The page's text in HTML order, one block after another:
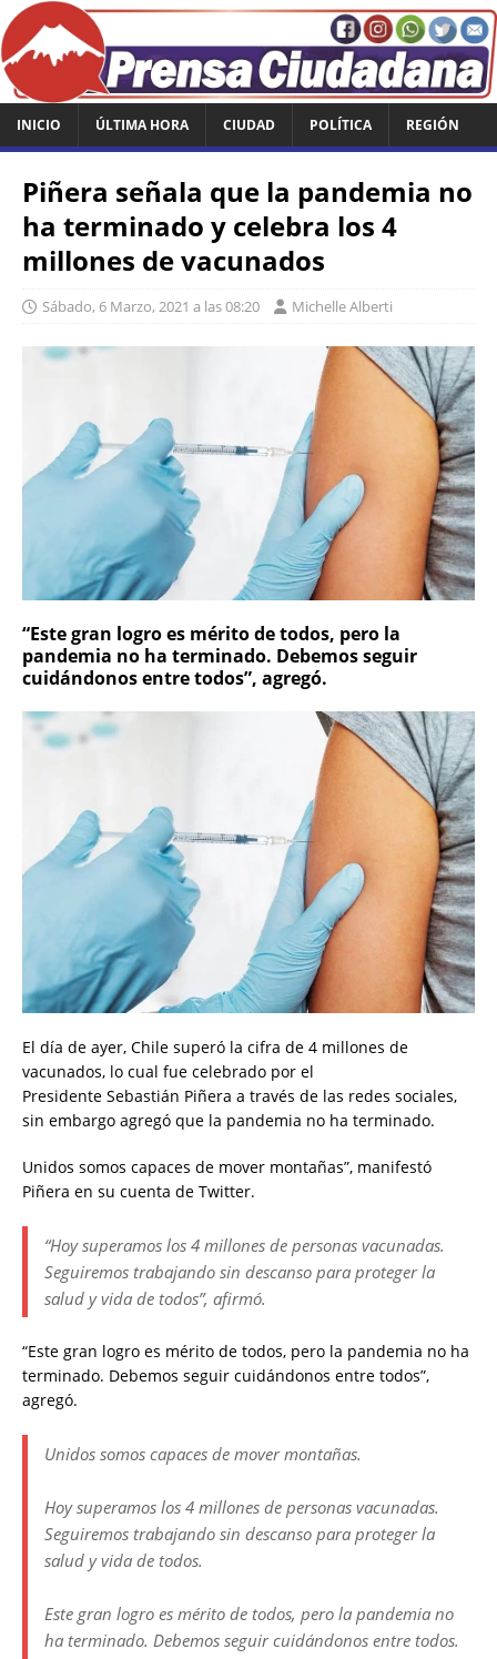
INICIO ÚLTIMA HORA CIUDAD POLÍTICA REGIÓN
Piñera señala que la pandemia no
ha terminado y celebra los 4
millones de vacunados
Sábado, 6 Marzo, 2021 a las 08:20 Michelle Alberti
“Este gran logro es mérito de todos, pero la
pandemia no ha terminado. Debemos seguir
cuidándonos entre todos”, agregó.
El día de ayer, Chile superó la cifra de 4 millones de
vacunados, lo cual fue celebrado por el
Presidente Sebastián Piñera a través de las redes sociales,
sin embargo agregó que la pandemia no ha terminado.
Unidos somos capaces de mover montañas”, manifestó
Piñera en su cuenta de Twitter.
“Hoy superamos los 4 millones de personas vacunadas.
Seguiremos trabajando sin descanso para proteger la
salud y vida de todos”, afirmó.
“Este gran logro es mérito de todos, pero la pandemia no ha
terminado. Debemos seguir cuidándonos entre todos”,
agregó.
Unidos somos capaces de mover montañas.
Hoy superamos los 4 millones de personas vacunadas.
Seguiremos trabajando sin descanso para proteger la
salud y vida de todos.
Este gran logro es mérito de todos, pero la pandemia no
ha terminado. Debemos seguir cuidándonos entre todos.